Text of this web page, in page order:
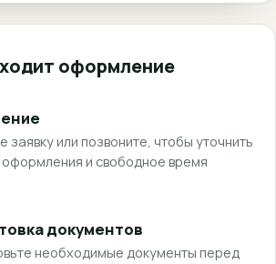
оформление
заявку или позвоните, чтобы уточнить
и свободное время
документов
необходимые документы перед